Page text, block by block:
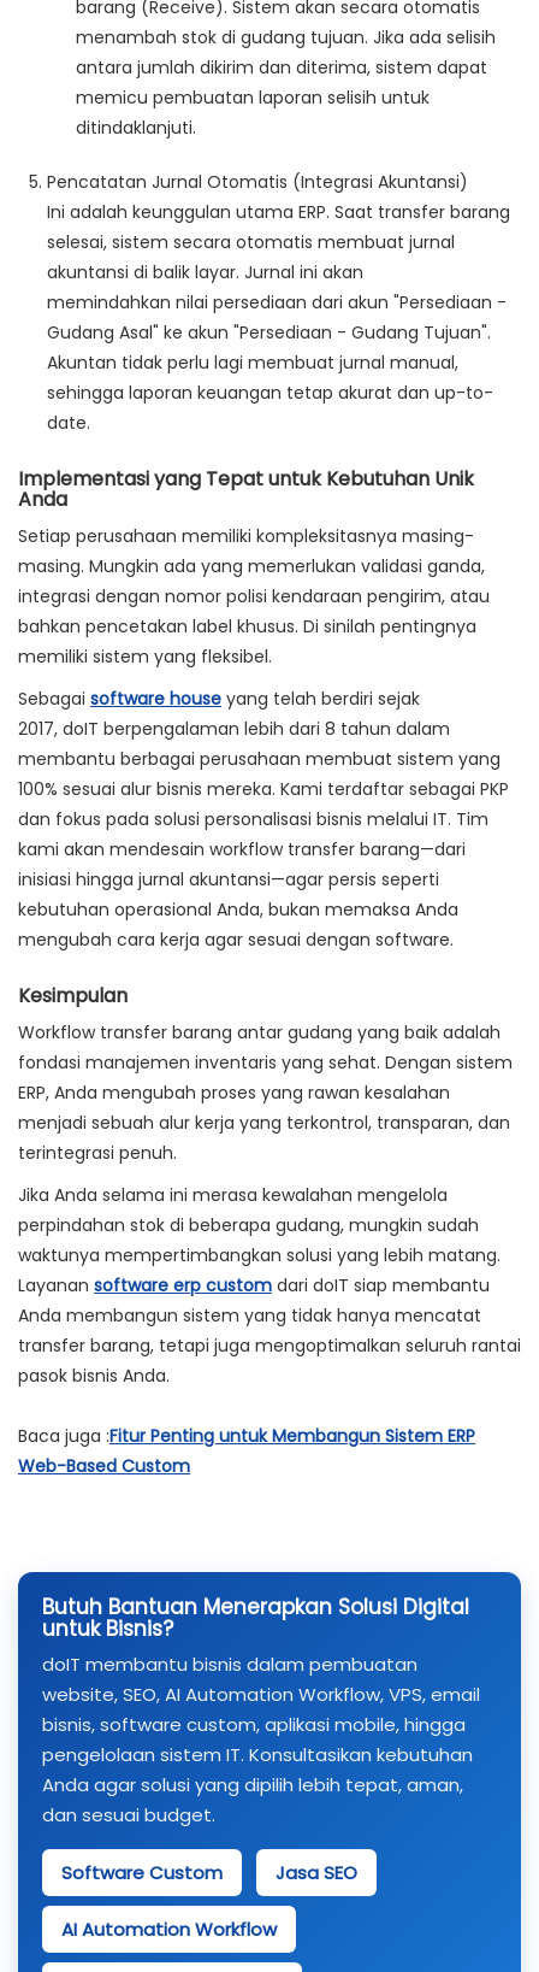
barang (Receive). Sistem akan secara otomatis
menambah stok di gudang tujuan. Jika ada selisih
antara jumlah dikirim dan diterima, sistem dapat
memicu pembuatan laporan selisih untuk
ditindaklanjuti.
Pencatatan Jurnal Otomatis (Integrasi Akuntansi)
Ini adalah keunggulan utama ERP. Saat transfer barang
selesai, sistem secara otomatis membuat jurnal
akuntansi di balik layar. Jurnal ini akan
memindahkan nilai persediaan dari akun "Persediaan -
Gudang Asal" ke akun "Persediaan - Gudang Tujuan".
Akuntan tidak perlu lagi membuat jurnal manual,
sehingga laporan keuangan tetap akurat dan up-to-
date.
Implementasi yang Tepat untuk Kebutuhan Unik
Anda
Setiap perusahaan memiliki kompleksitasnya masing-
masing. Mungkin ada yang memerlukan validasi ganda,
integrasi dengan nomor polisi kendaraan pengirim, atau
bahkan pencetakan label khusus. Di sinilah pentingnya
memiliki sistem yang fleksibel.
Sebagai software house yang telah berdiri sejak
2017, doIT berpengalaman lebih dari 8 tahun dalam
membantu berbagai perusahaan membuat sistem yang
100% sesuai alur bisnis mereka. Kami terdaftar sebagai PKP
dan fokus pada solusi personalisasi bisnis melalui IT. Tim
kami akan mendesain workflow transfer barang—dari
inisiasi hingga jurnal akuntansi—agar persis seperti
kebutuhan operasional Anda, bukan memaksa Anda
mengubah cara kerja agar sesuai dengan software.
Kesimpulan
Workflow transfer barang antar gudang yang baik adalah
fondasi manajemen inventaris yang sehat. Dengan sistem
ERP, Anda mengubah proses yang rawan kesalahan
menjadi sebuah alur kerja yang terkontrol, transparan, dan
terintegrasi penuh.
Jika Anda selama ini merasa kewalahan mengelola
perpindahan stok di beberapa gudang, mungkin sudah
waktunya mempertimbangkan solusi yang lebih matang.
Layanan software erp custom dari doIT siap membantu
Anda membangun sistem yang tidak hanya mencatat
transfer barang, tetapi juga mengoptimalkan seluruh rantai
pasok bisnis Anda.
Baca juga :Fitur Penting untuk Membangun Sistem ERP
Web-Based Custom
Butuh Bantuan Menerapkan Solusi Digital
untuk Bisnis?
doIT membantu bisnis dalam pembuatan
website, SEO, AI Automation Workflow, VPS, email
bisnis, software custom, aplikasi mobile, hingga
pengelolaan sistem IT. Konsultasikan kebutuhan
Anda agar solusi yang dipilih lebih tepat, aman,
dan sesuai budget.
Software Custom Jasa SEO
AI Automation Workflow